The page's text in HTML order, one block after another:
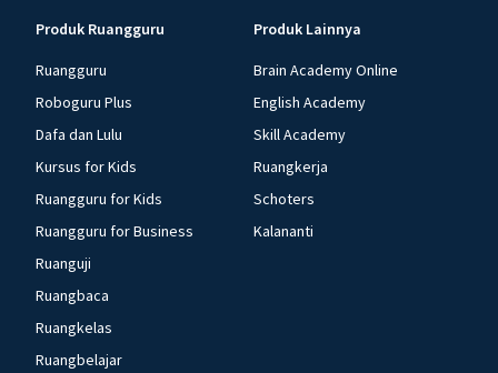
Produk Ruangguru
Ruangguru
Roboguru Plus
Dafa dan Lulu
Kursus for Kids
Ruangguru for Kids
Ruangguru for Business
Ruanguji
Ruangbaca
Ruangkelas
Ruangbelajar
Produk Lainnya
Brain Academy Online
English Academy
Skill Academy
Ruangkerja
Schoters
Kalananti